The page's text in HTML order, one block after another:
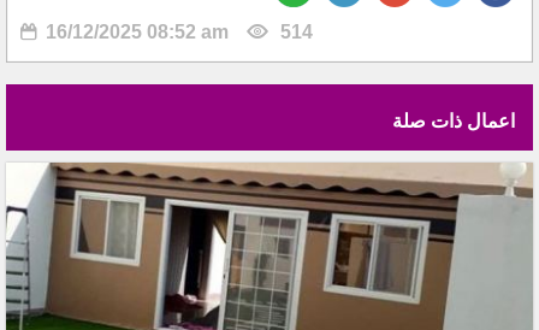
16/12/2025 08:52 am 514
اعمال ذات صلة